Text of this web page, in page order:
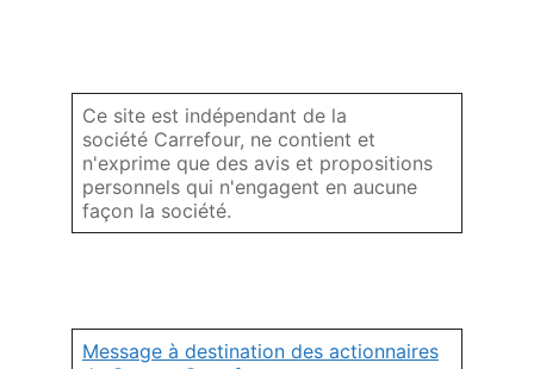
Ce site est indépendant de la
société Carrefour, ne contient et
n'exprime que des avis et propositions
personnels qui n'engagent en aucune
façon la société.
Message à destination des actionnaires